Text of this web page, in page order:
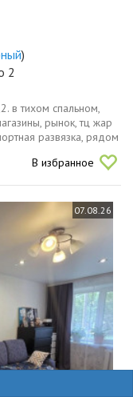
)
2
в тихом спальном,
рынок, тц жар
развязка, рядом
квартира...
В избранное
07.08.26